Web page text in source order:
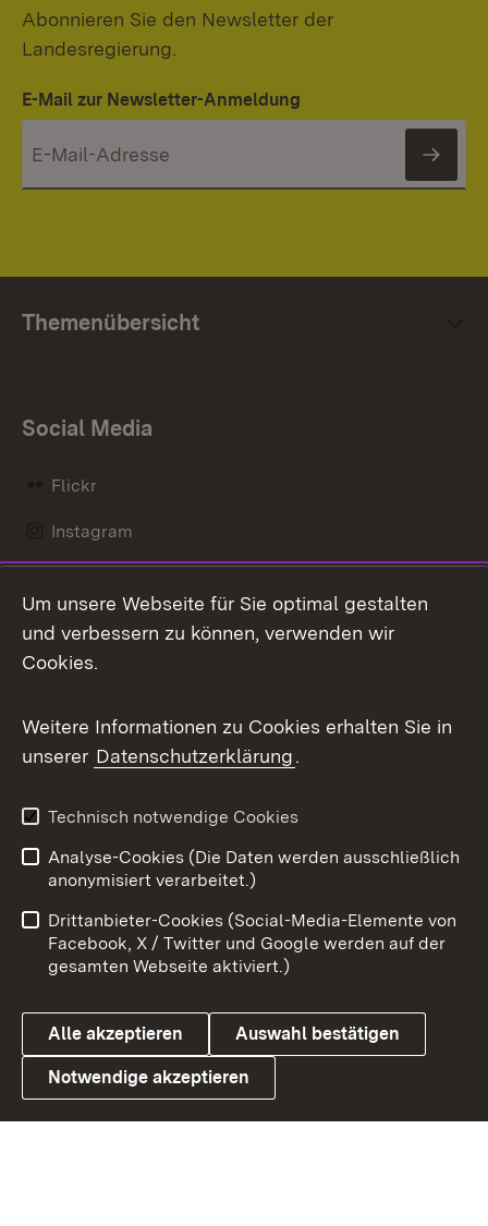
Abonnieren Sie den Newsletter der
Landesregierung.
E-Mail zur Newsletter-Anmeldung
Themenübersicht
Social Media
Flickr
Instagram
Mastodon
Messenger
Social Wall
X / Twitter
Youtube
Link zum Landesportal
Benutzungshinweise
Barrierefreiheit
Datenschutz
Cookies
Um unsere Webseite für Sie optimal gestalten
und verbessern zu können, verwenden wir
Cookies.
Weitere Informationen zu Cookies erhalten Sie in
unserer Datenschutzerklärung.
Technisch notwendige Cookies
Analyse-Cookies (Die Daten werden ausschließlich
anonymisiert verarbeitet.)
Drittanbieter-Cookies (Social-Media-Elemente von
Facebook, X / Twitter und Google werden auf der
gesamten Webseite aktiviert.)
Alle akzeptieren Auswahl bestätigen
Notwendige akzeptieren